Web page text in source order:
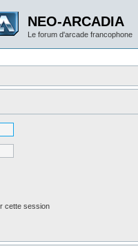
NEO-ARCADIA
Le forum d'arcade francophone
cette session